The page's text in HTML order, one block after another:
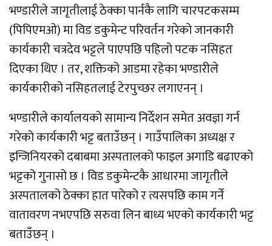
भण्डारीले जागृतीलाई ठेक्का पार्नकै लागि चारपटकसम्म
(पिपिएमओ) मा विड डकुमेन्ट परिवर्तन गरेको जानकारी
कार्यकारी चत्रदेव भट्टले पाएपछि पहिलो पटक नसिहत
दिएका थिए । तर, शक्तिको आडमा रहेका भण्डारीले
कार्यकारीको नसिहतलाई टेरपुच्छर लगाएनन् ।
भण्डारीले कार्यालयको सामान्य निर्देशन समेत अवज्ञा गर्न
गरेको कार्यकारी भट्ट बताउँछन् । गाउँपालिका अध्यक्ष र
इन्जिनियरको दबाबमा अस्पतालको फाइल अगाडि बढाएको
भट्टको गुनासो छ । विड डकुमेन्टकै आधारमा जागृतीले
अस्पतालको ठेक्का हात पारेको र त्यसपछि काम गर्ने
वातावरण नभएपछि सरुवा लिन बाध्य भएको कार्यकारी भट्ट
बताउँछन् ।